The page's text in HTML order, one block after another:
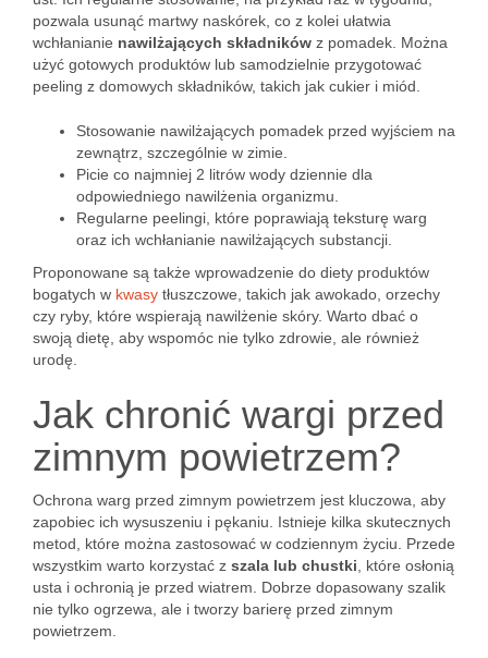
pozwala usunąć martwy naskórek, co z kolei ułatwia
wchłanianie nawilżających składników z pomadek. Można
użyć gotowych produktów lub samodzielnie przygotować
peeling z domowych składników, takich jak cukier i miód.
Stosowanie nawilżających pomadek przed wyjściem na
zewnątrz, szczególnie w zimie.
Picie co najmniej 2 litrów wody dziennie dla
odpowiedniego nawilżenia organizmu.
Regularne peelingi, które poprawiają teksturę warg
oraz ich wchłanianie nawilżających substancji.
Proponowane są także wprowadzenie do diety produktów
bogatych w kwasy tłuszczowe, takich jak awokado, orzechy
czy ryby, które wspierają nawilżenie skóry. Warto dbać o
swoją dietę, aby wspomóc nie tylko zdrowie, ale również
urodę.
Jak chronić wargi przed
zimnym powietrzem?
Ochrona warg przed zimnym powietrzem jest kluczowa, aby
zapobiec ich wysuszeniu i pękaniu. Istnieje kilka skutecznych
metod, które można zastosować w codziennym życiu. Przede
wszystkim warto korzystać z szala lub chustki , które osłonią
usta i ochronią je przed wiatrem. Dobrze dopasowany szalik
nie tylko ogrzewa, ale i tworzy barierę przed zimnym
powietrzem.